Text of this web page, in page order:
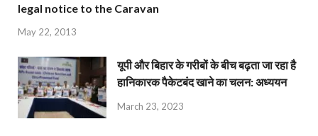
legal notice to the Caravan
May 22, 2013
यूपी और बिहार के गरीबों के बीच बढ़ता जा रहा है
हानिकारक पैकेटबंद खाने का चलन: अध्ययन
March 23, 2023